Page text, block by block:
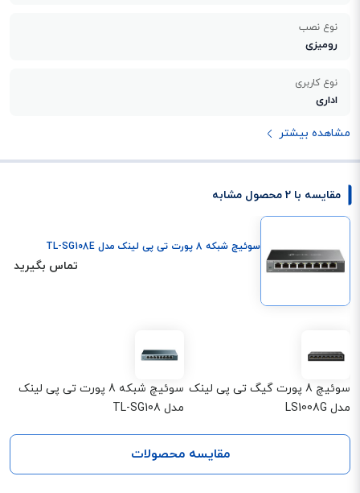
نوع نصب
رومیزی
نوع کاربری
اداری
مشاهده بیشتر
مقایسه با 2 محصول مشابه
سوئیچ شبکه 8 پورت تی پی لینک مدل TL-SG108E
تماس بگیرید
سوئیچ 8 پورت گیگ تی پی لینک
مدل LS1008G
سوئیچ شبکه 8 پورت تی پی لینک
مدل TL-SG108
مقایسه محصولات